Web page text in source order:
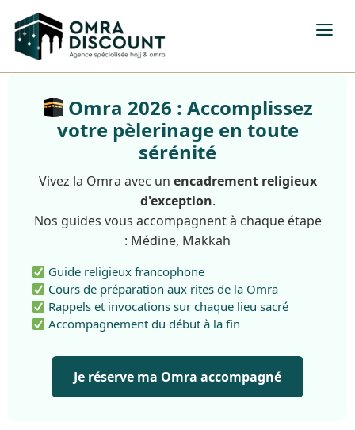
Omra 2026 : Accomplissez
votre pèlerinage en toute
sérénité
Vivez la Omra avec un encadrement religieux
d'exception.
Nos guides vous accompagnent à chaque étape
: Médine, Makkah
Guide religieux francophone
Cours de préparation aux rites de la Omra
Rappels et invocations sur chaque lieu sacré
Accompagnement du début à la fin
Je réserve ma Omra accompagné